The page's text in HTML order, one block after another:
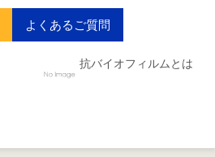
よくあるご質問
抗バイオフィルムとは